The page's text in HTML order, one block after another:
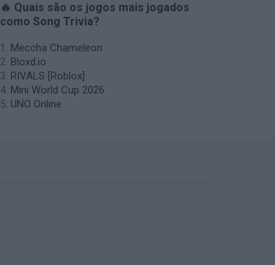
🔥 Quais são os jogos mais jogados
como Song Trivia?
Meccha Chameleon
Bloxd.io
RIVALS [Roblox]
Mini World Cup 2026
UNO Online